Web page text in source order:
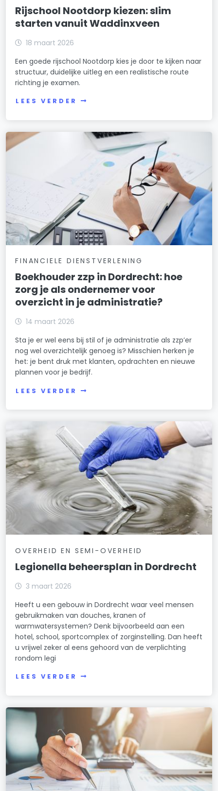
Rijschool Nootdorp kiezen: slim
starten vanuit Waddinxveen
18 maart 2026
Een goede rijschool Nootdorp kies je door te kijken naar
structuur, duidelijke uitleg en een realistische route
richting je examen.
LEES VERDER
FINANCIELE DIENSTVERLENING
Boekhouder zzp in Dordrecht: hoe
zorg je als ondernemer voor
overzicht in je administratie?
14 maart 2026
Sta je er wel eens bij stil of je administratie als zzp’er
nog wel overzichtelijk genoeg is? Misschien herken je
het: je bent druk met klanten, opdrachten en nieuwe
plannen voor je bedrijf.
LEES VERDER
OVERHEID EN SEMI-OVERHEID
Legionella beheersplan in Dordrecht
3 maart 2026
Heeft u een gebouw in Dordrecht waar veel mensen
gebruikmaken van douches, kranen of
warmwatersystemen? Denk bijvoorbeeld aan een
hotel, school, sportcomplex of zorginstelling. Dan heeft
u vrijwel zeker al eens gehoord van de verplichting
rondom legi
LEES VERDER